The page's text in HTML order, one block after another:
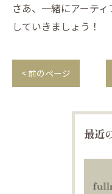
さあ、一緒にアーテ
していきましょう！
< 前のページ
最近